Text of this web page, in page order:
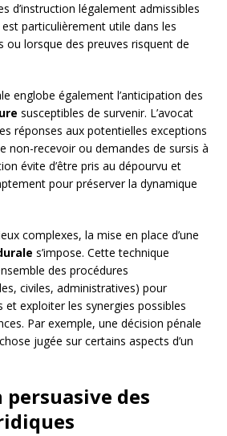
d’instruction légalement admissibles
particulièrement utile dans les
ou lorsque des preuves risquent de
englobe également l’anticipation des
susceptibles de survenir. L’avocat
réponses aux potentielles exceptions
non-recevoir ou demandes de sursis à
évite d’être pris au dépourvu et
pour préserver la dynamique
complexes, la mise en place d’une
s’impose. Cette technique
des procédures
civiles, administratives) pour
exploiter les synergies possibles
Par exemple, une décision pénale
jugée sur certains aspects d’un
des